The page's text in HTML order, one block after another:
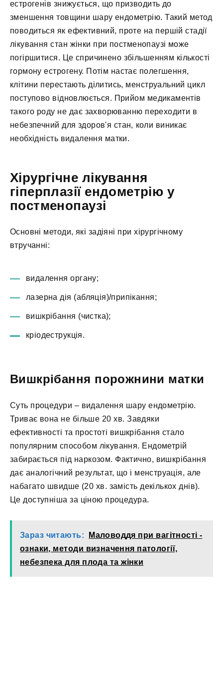
естрогенів знижується, що призводить до
зменшення товщини шару ендометрію. Такий метод
поводиться як ефективний, проте на першій стадії
лікування стан жінки при постменопаузі може
погіршитися. Це спричинено збільшенням кількості
гормону естрогену. Потім настає полегшення,
клітини перестають ділитись, менструальний цикл
поступово відновлюється. Прийом медикаментів
такого роду не дає захворюванню переходити в
небезпечний для здоров'я стан, коли виникає
необхідність видалення матки.
Хірургічне лікування
гіперплазії ендометрію у
постменопаузі
Основні методи, які задіяні при хірургічному
втручанні:
видалення органу;
лазерна дія (абляція)/припікання;
вишкрібання (чистка);
кріодеструкція.
Вишкрібання порожнини матки
Суть процедури – видалення шару ендометрію.
Триває вона не більше 20 хв. Завдяки
ефективності та простоті вишкрібання стало
популярним способом лікування. Ендометрій
забирається під наркозом. Фактично, вишкрібання
дає аналогічний результат, що і менструація, але
набагато швидше (20 хв. замість декількох днів).
Це доступніша за ціною процедура.
Зараз читають:
Маловоддя при вагітності -
ознаки, методи визначення патології,
небезпека для плода та жінки